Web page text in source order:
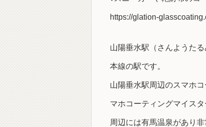
https://glation-
山陽垂水駅（さんようた
本線の駅です。
山陽垂水駅周辺のスマホ
マホコーティングマイス
周辺には有馬温泉があり